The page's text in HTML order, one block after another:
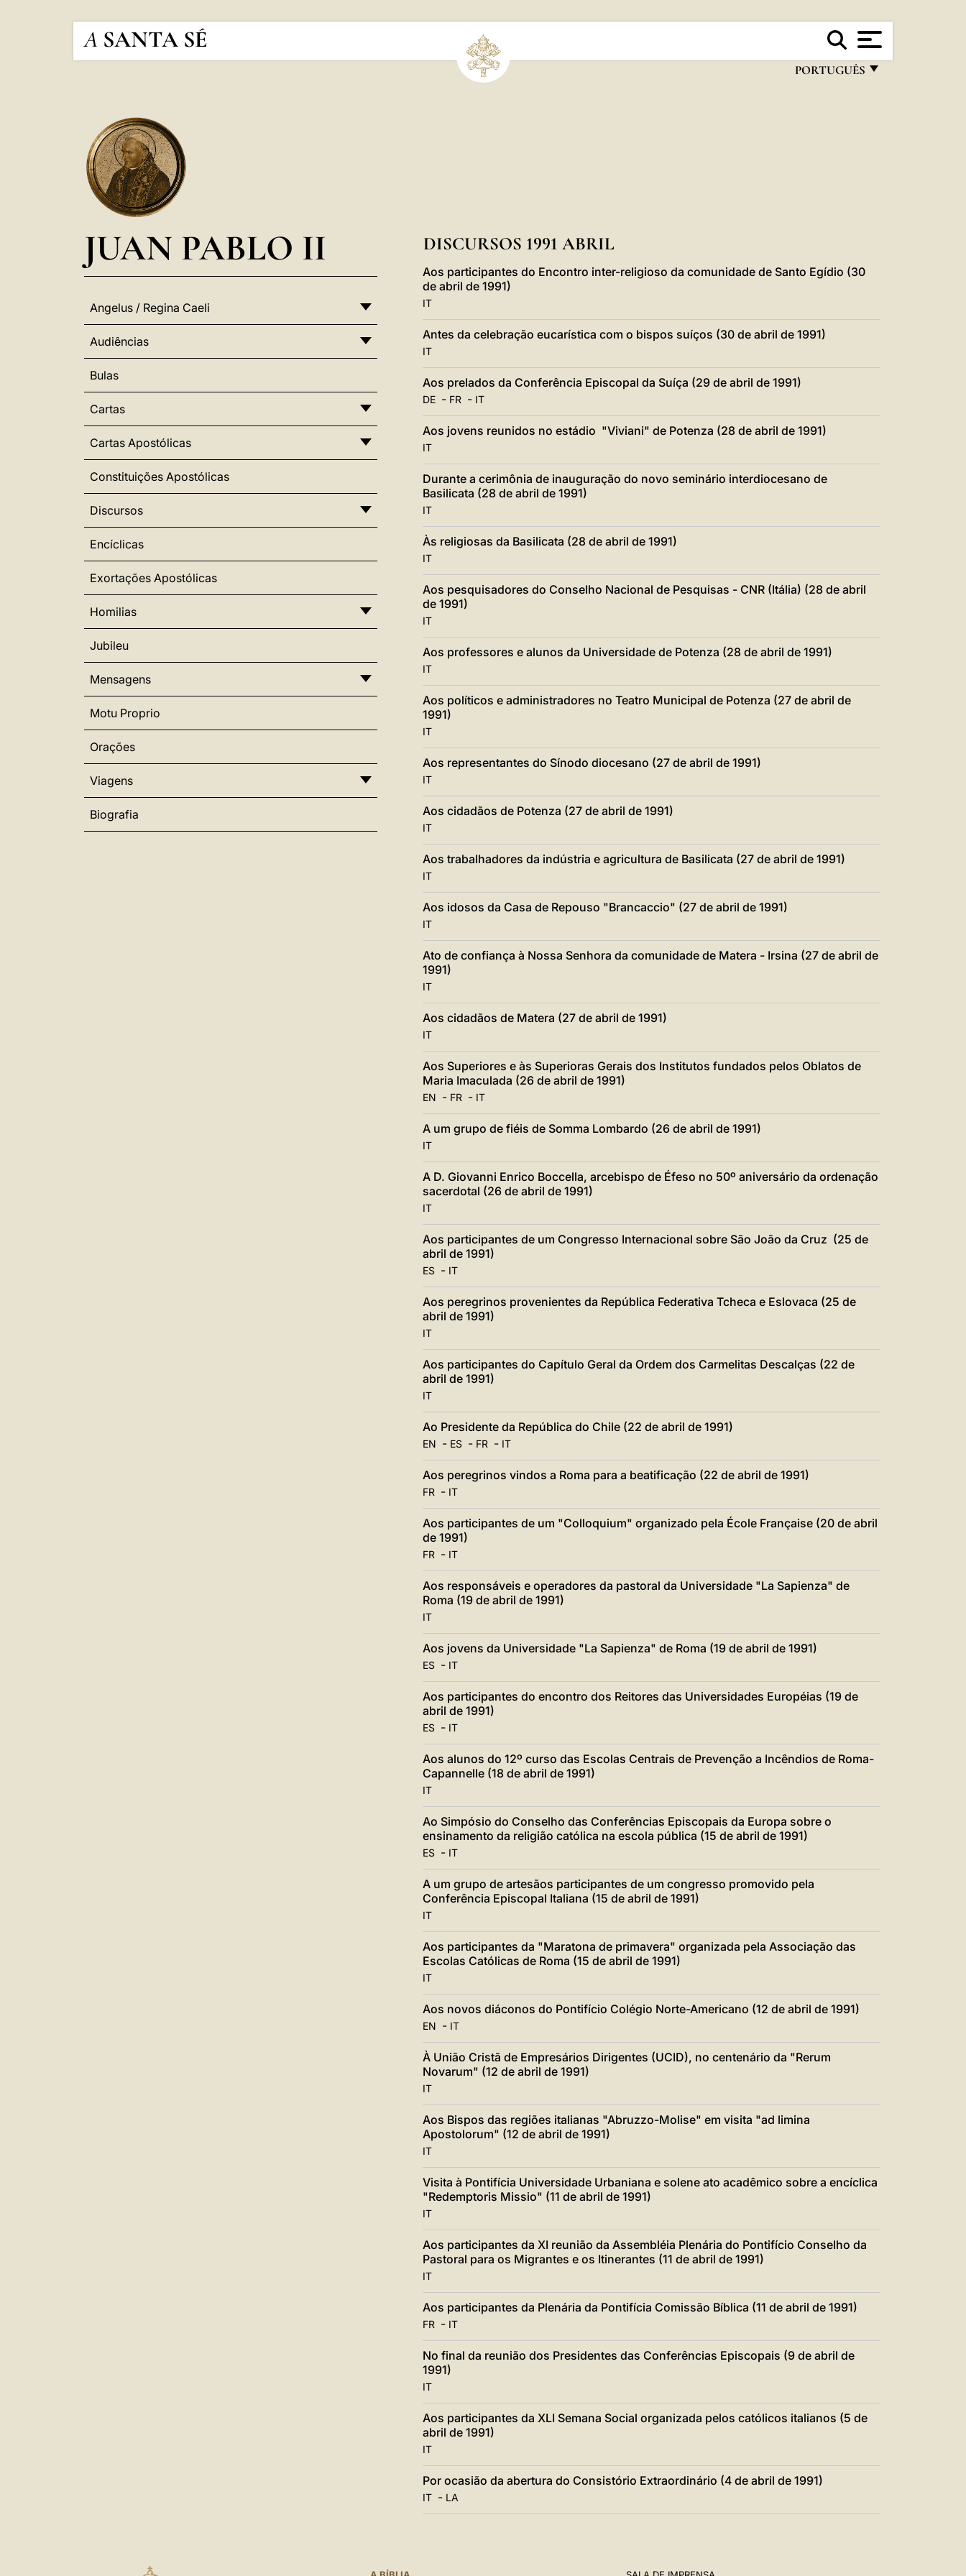
A SANTA SÉ
PORTUGUÊS
POLSKI
中文
JUAN PABLO II
Angelus / Regina Caeli
Audiências
Bulas
Cartas
Cartas Apostólicas
Constituições Apostólicas
Discursos
Encíclicas
Exortações Apostólicas
Homilias
Jubileu
Mensagens
Motu Proprio
Orações
Viagens
Biografia
DISCURSOS 1991 ABRIL
Aos participantes do Encontro inter-religioso da comunidade de Santo Egídio (30
de abril de 1991)
IT
Antes da celebração eucarística com o bispos suíços (30 de abril de 1991)
IT
Aos prelados da Conferência Episcopal da Suíça (29 de abril de 1991)
DE- FR- IT
Aos jovens reunidos no estádio "Viviani" de Potenza (28 de abril de 1991)
IT
Durante a cerimônia de inauguração do novo seminário interdiocesano de
Basilicata (28 de abril de 1991)
IT
Às religiosas da Basilicata (28 de abril de 1991)
IT
Aos pesquisadores do Conselho Nacional de Pesquisas - CNR (Itália) (28 de abril
de 1991)
IT
Aos professores e alunos da Universidade de Potenza (28 de abril de 1991)
IT
Aos políticos e administradores no Teatro Municipal de Potenza (27 de abril de
1991)
IT
Aos representantes do Sínodo diocesano (27 de abril de 1991)
IT
Aos cidadãos de Potenza (27 de abril de 1991)
IT
Aos trabalhadores da indústria e agricultura de Basilicata (27 de abril de 1991)
IT
Aos idosos da Casa de Repouso "Brancaccio" (27 de abril de 1991)
IT
Ato de confiança à Nossa Senhora da comunidade de Matera - Irsina (27 de abril de
1991)
IT
Aos cidadãos de Matera (27 de abril de 1991)
IT
Aos Superiores e às Superioras Gerais dos Institutos fundados pelos Oblatos de
Maria Imaculada (26 de abril de 1991)
EN - FR- IT
A um grupo de fiéis de Somma Lombardo (26 de abril de 1991)
IT
A D. Giovanni Enrico Boccella, arcebispo de Éfeso no 50º aniversário da ordenação
sacerdotal (26 de abril de 1991)
IT
Aos participantes de um Congresso Internacional sobre São João da Cruz (25 de
abril de 1991)
ES- IT
Aos peregrinos provenientes da República Federativa Tcheca e Eslovaca (25 de
abril de 1991)
IT
Aos participantes do Capítulo Geral da Ordem dos Carmelitas Descalças (22 de
abril de 1991)
IT
Ao Presidente da República do Chile (22 de abril de 1991)
EN - ES- FR- IT
Aos peregrinos vindos a Roma para a beatificação (22 de abril de 1991)
FR- IT
Aos participantes de um "Colloquium" organizado pela École Française (20 de abril
de 1991)
FR- IT
Aos responsáveis e operadores da pastoral da Universidade "La Sapienza" de
Roma (19 de abril de 1991)
IT
Aos jovens da Universidade "La Sapienza" de Roma (19 de abril de 1991)
ES- IT
Aos participantes do encontro dos Reitores das Universidades Européias (19 de
abril de 1991)
ES- IT
Aos alunos do 12º curso das Escolas Centrais de Prevenção a Incêndios de Roma-
Capannelle (18 de abril de 1991)
IT
Ao Simpósio do Conselho das Conferências Episcopais da Europa sobre o
ensinamento da religião católica na escola pública (15 de abril de 1991)
ES- IT
A um grupo de artesãos participantes de um congresso promovido pela
Conferência Episcopal Italiana (15 de abril de 1991)
IT
Aos participantes da "Maratona de primavera" organizada pela Associação das
Escolas Católicas de Roma (15 de abril de 1991)
IT
Aos novos diáconos do Pontifício Colégio Norte-Americano (12 de abril de 1991)
EN - IT
À União Cristã de Empresários Dirigentes (UCID), no centenário da "Rerum
Novarum" (12 de abril de 1991)
IT
Aos Bispos das regiões italianas "Abruzzo-Molise" em visita "ad limina
Apostolorum" (12 de abril de 1991)
IT
Visita à Pontifícia Universidade Urbaniana e solene ato acadêmico sobre a encíclica
"Redemptoris Missio" (11 de abril de 1991)
IT
Aos participantes da XI reunião da Assembléia Plenária do Pontifício Conselho da
Pastoral para os Migrantes e os Itinerantes (11 de abril de 1991)
IT
Aos participantes da Plenária da Pontifícia Comissão Bíblica (11 de abril de 1991)
FR- IT
No final da reunião dos Presidentes das Conferências Episcopais (9 de abril de
1991)
IT
Aos participantes da XLI Semana Social organizada pelos católicos italianos (5 de
abril de 1991)
IT
Por ocasião da abertura do Consistório Extraordinário (4 de abril de 1991)
IT- LA